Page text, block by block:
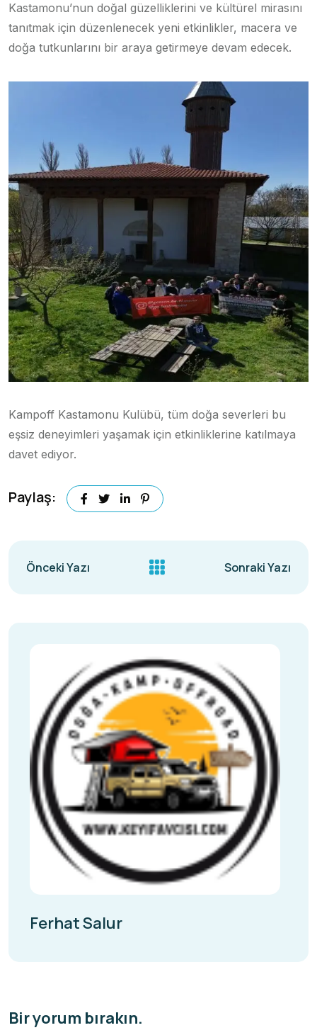
Kastamonu’nun doğal güzelliklerini ve kültürel mirasını
tanıtmak için düzenlenecek yeni etkinlikler, macera ve
doğa tutkunlarını bir araya getirmeye devam edecek.
Kampoff Kastamonu Kulübü, tüm doğa severleri bu
eşsiz deneyimleri yaşamak için etkinliklerine katılmaya
davet ediyor.
Paylaş:
Önceki Yazı Sonraki Yazı
Ferhat Salur
Bir yorum bırakın.